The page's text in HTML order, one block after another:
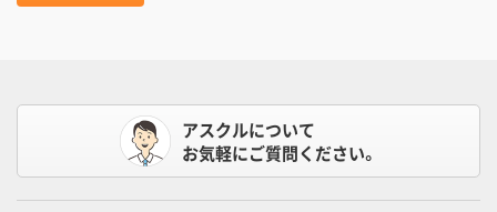
アスクルについて
お気軽にご質問ください。